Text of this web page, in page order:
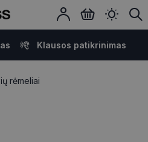
Klausos patikrinimas
rėmeliai